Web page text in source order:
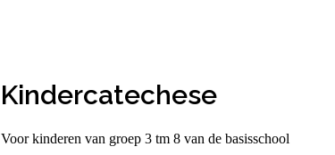
Kindercatechese
Voor kinderen van groep 3 tm 8 van de basisschool